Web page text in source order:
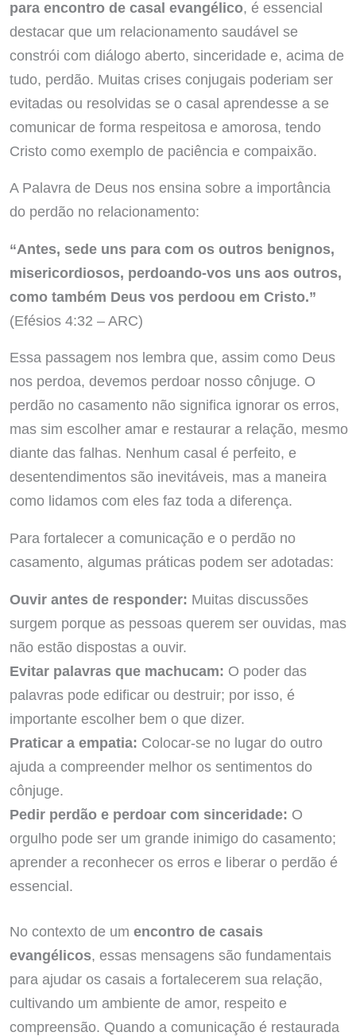
para encontro de casal evangélico, é essencial
destacar que um relacionamento saudável se
constrói com diálogo aberto, sinceridade e, acima de
tudo, perdão. Muitas crises conjugais poderiam ser
evitadas ou resolvidas se o casal aprendesse a se
comunicar de forma respeitosa e amorosa, tendo
Cristo como exemplo de paciência e compaixão.
A Palavra de Deus nos ensina sobre a importância
do perdão no relacionamento:
“Antes, sede uns para com os outros benignos,
misericordiosos, perdoando-vos uns aos outros,
como também Deus vos perdoou em Cristo.”
(Efésios 4:32 – ARC)
Essa passagem nos lembra que, assim como Deus
nos perdoa, devemos perdoar nosso cônjuge. O
perdão no casamento não significa ignorar os erros,
mas sim escolher amar e restaurar a relação, mesmo
diante das falhas. Nenhum casal é perfeito, e
desentendimentos são inevitáveis, mas a maneira
como lidamos com eles faz toda a diferença.
Para fortalecer a comunicação e o perdão no
casamento, algumas práticas podem ser adotadas:
Ouvir antes de responder: Muitas discussões
surgem porque as pessoas querem ser ouvidas, mas
não estão dispostas a ouvir.
Evitar palavras que machucam: O poder das
palavras pode edificar ou destruir; por isso, é
importante escolher bem o que dizer.
Praticar a empatia: Colocar-se no lugar do outro
ajuda a compreender melhor os sentimentos do
cônjuge.
Pedir perdão e perdoar com sinceridade: O
orgulho pode ser um grande inimigo do casamento;
aprender a reconhecer os erros e liberar o perdão é
essencial.
No contexto de um encontro de casais
evangélicos, essas mensagens são fundamentais
para ajudar os casais a fortalecerem sua relação,
cultivando um ambiente de amor, respeito e
compreensão. Quando a comunicação é restaurada